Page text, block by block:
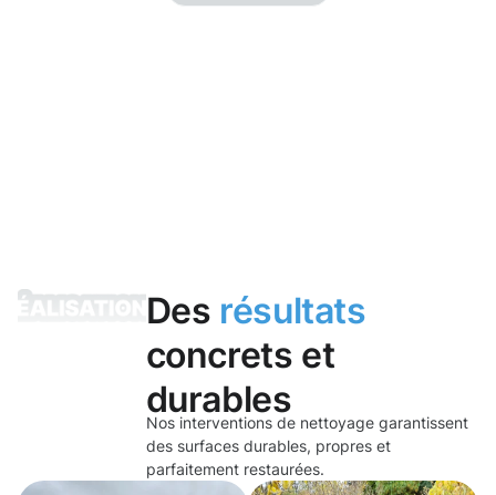
Des résultats
concrets et
durables
Nos interventions de nettoyage garantissent
des surfaces durables, propres et
parfaitement restaurées.